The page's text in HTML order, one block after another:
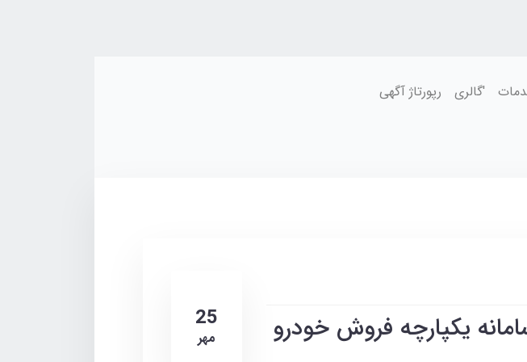
'گالری رپورتاژ آگهی
یکپارچه فروش خودرو
25
مهر